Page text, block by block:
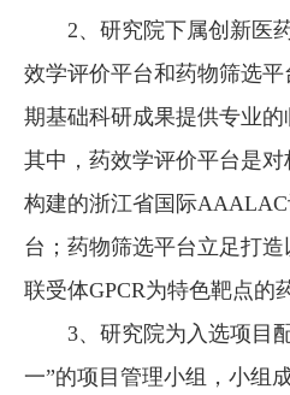
2、研究院下属创新医
效学评价平台和药物筛选
期基础科研成果提供专业的
其中，药效学评价平台是对
构建的浙江省国际
台；药物筛选平台立足打
联受体GPCR为特色靶点的
3、研究院为入选项目
一”的项目管理小组，小组